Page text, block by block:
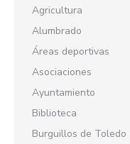
Agricultura
Alumbrado
Áreas deportivas
Asociaciones
Ayuntamiento
Biblioteca
Burguillos de Toledo